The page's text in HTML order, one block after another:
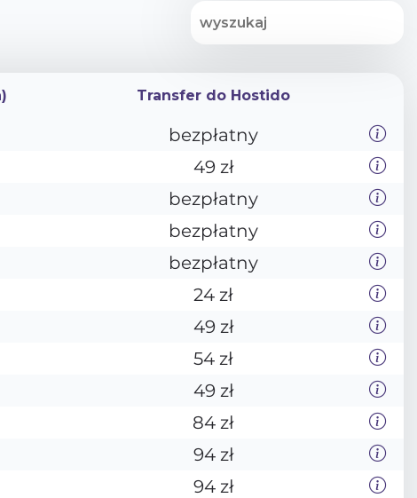
Transfer do Hostido
Transfer do Hostido
bezpłatny
49 zł
bezpłatny
bezpłatny
bezpłatny
24 zł
49 zł
54 zł
49 zł
84 zł
94 zł
94 zł